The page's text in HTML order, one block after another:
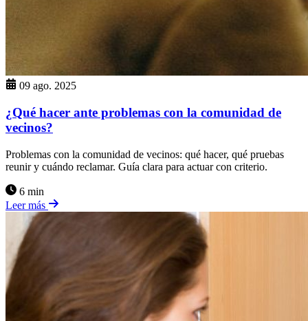
09 ago. 2025
¿Qué hacer ante problemas con la comunidad de
vecinos?
Problemas con la comunidad de vecinos: qué hacer, qué pruebas
reunir y cuándo reclamar. Guía clara para actuar con criterio.
6 min
Leer más